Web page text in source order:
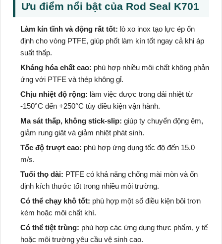
Ưu điểm nổi bật của Rod Seal K701
Làm kín tĩnh và động rất tốt: lò xo inox tạo lực ép ổn
định cho vòng PTFE, giúp phốt làm kín tốt ngay cả khi áp
suất thấp.
Kháng hóa chất cao: phù hợp nhiều môi chất không phản
ứng với PTFE và thép không gỉ.
Chịu nhiệt độ rộng: làm việc được trong dải nhiệt từ
-150°C đến +250°C tùy điều kiện vận hành.
Ma sát thấp, không stick-slip: giúp ty chuyển động êm,
giảm rung giật và giảm nhiệt phát sinh.
Tốc độ trượt cao: phù hợp ứng dụng tốc độ đến 15.0
m/s.
Tuổi thọ dài: PTFE có khả năng chống mài mòn và ổn
định kích thước tốt trong nhiều môi trường.
Có thể chạy khô tốt: phù hợp một số điều kiện bôi trơn
kém hoặc môi chất khí.
Có thể tiệt trùng: phù hợp các ứng dụng thực phẩm, y tế
hoặc môi trường yêu cầu vệ sinh cao.